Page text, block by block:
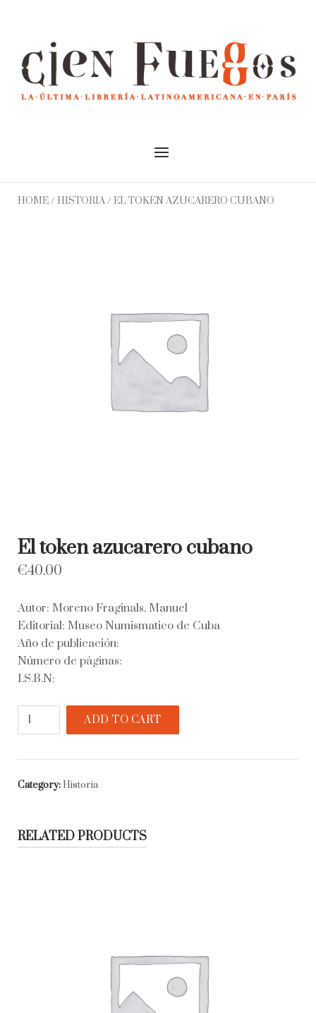
Menu
HOME/ HISTORIA/ EL TOKEN AZUCARERO CUBANO
El token azucarero cubano
€40.00
Autor: Moreno Fraginals, Manuel
Editorial: Museo Numismatico de Cuba
Año de publicación:
Número de páginas:
I.S.B.N:
cubano
quantity
ADD TO CART
Category:Historia
RELATED PRODUCTS